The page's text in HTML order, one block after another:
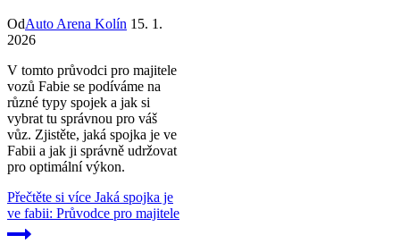
OdAuto Arena Kolín 15. 1.
2026
V tomto průvodci pro majitele
vozů Fabie se podíváme na
různé typy spojek a jak si
vybrat tu správnou pro váš
vůz. Zjistěte, jaká spojka je ve
Fabii a jak ji správně udržovat
pro optimální výkon.
Přečtěte si více Jaká spojka je
ve fabii: Průvodce pro majitele